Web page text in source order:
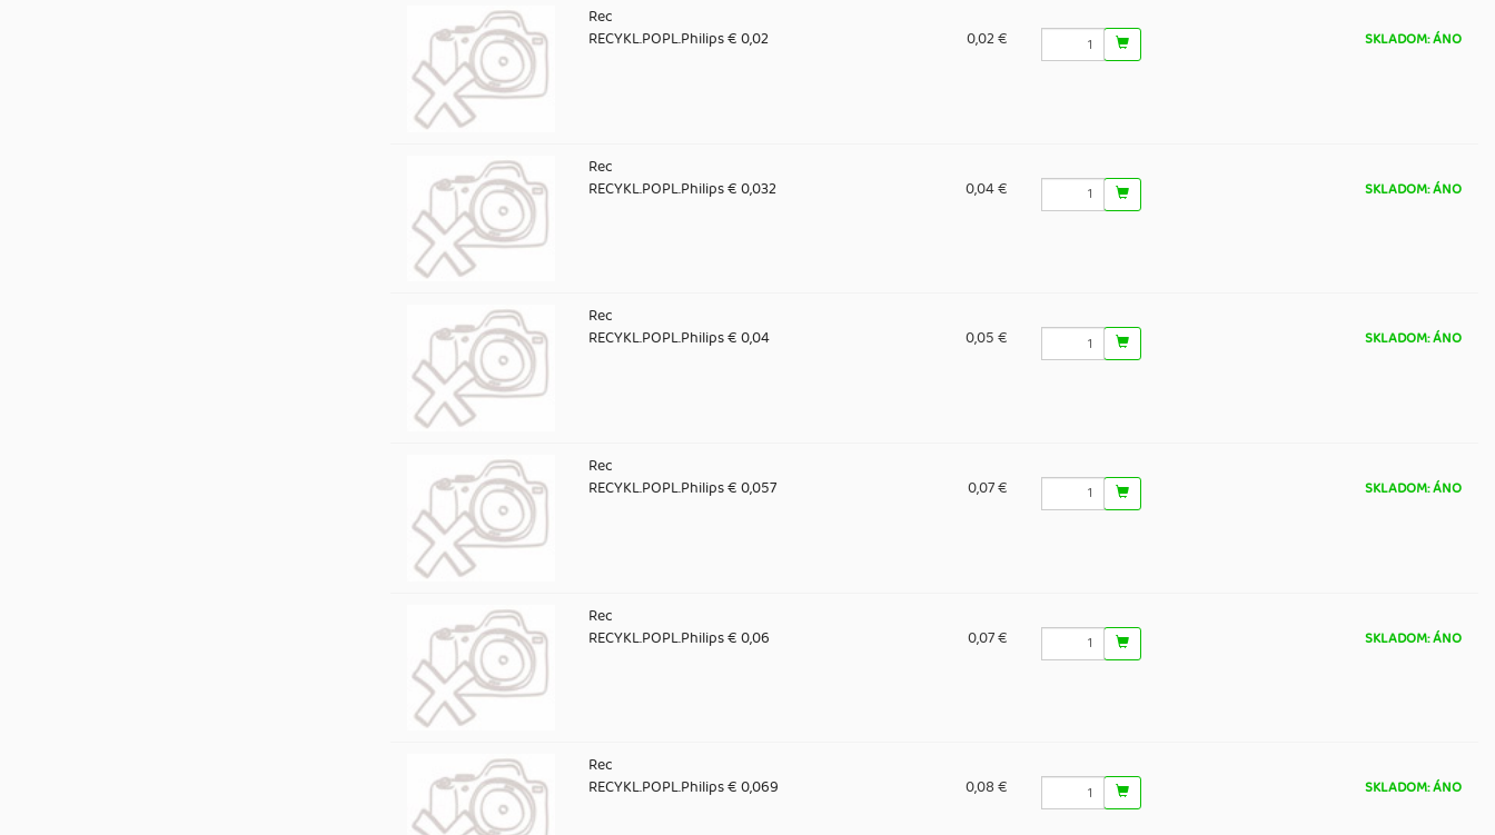
Rec
RECYKL.POPL.Philips € 0,02
0,02 € SKLADOM: ÁNO
Rec
RECYKL.POPL.Philips € 0,032
0,04 € SKLADOM: ÁNO
Rec
RECYKL.POPL.Philips € 0,04
0,05 € SKLADOM: ÁNO
Rec
RECYKL.POPL.Philips € 0,057
0,07 € SKLADOM: ÁNO
Rec
RECYKL.POPL.Philips € 0,06
0,07 € SKLADOM: ÁNO
Rec
RECYKL.POPL.Philips € 0,069
0,08 € SKLADOM: ÁNO